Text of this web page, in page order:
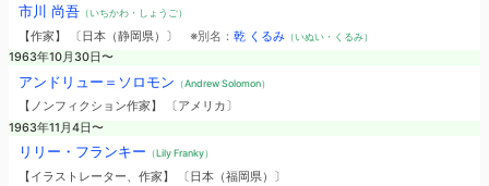
市川 尚吾（いちかわ・しょうご）
【作家】 〔日本（静岡県）〕 ※別名： 乾 くるみ（いぬい・くるみ）
1963年10月30日〜
アンドリュー＝ソロモン （Andrew Solomon）
【ノンフィクション作家】 〔アメリカ〕
1963年11月4日〜
リリー・フランキー （Lily Franky）
【イラストレーター、作家】 〔日本（福岡県）〕